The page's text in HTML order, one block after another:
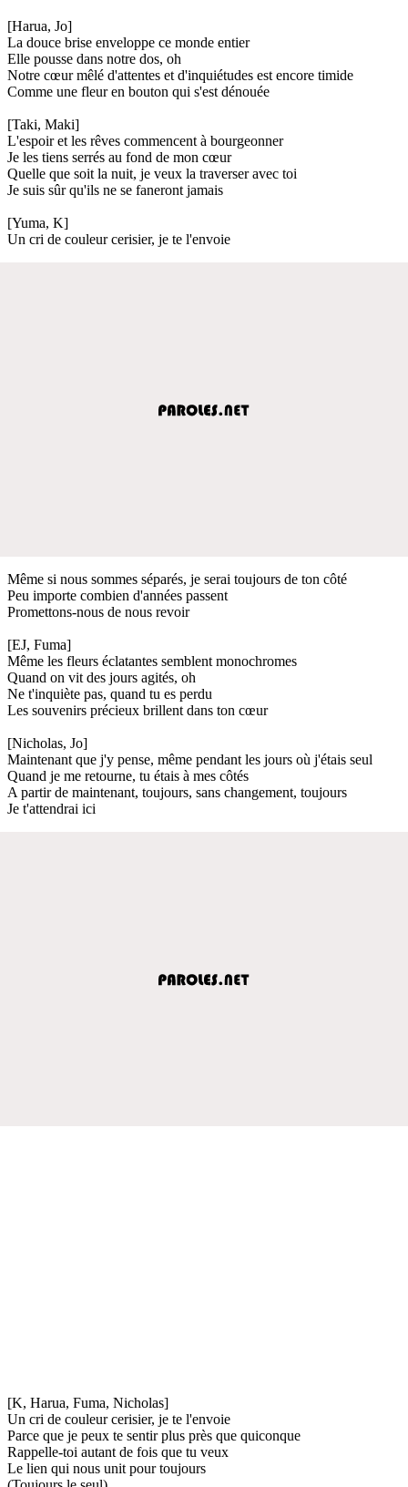
[Harua, Jo]
La douce brise enveloppe ce monde entier
Elle pousse dans notre dos, oh
Notre cœur mêlé d'attentes et d'inquiétudes est encore timide
Comme une fleur en bouton qui s'est dénouée
[Taki, Maki]
L'espoir et les rêves commencent à bourgeonner
Je les tiens serrés au fond de mon cœur
Quelle que soit la nuit, je veux la traverser avec toi
Je suis sûr qu'ils ne se faneront jamais
[Yuma, K]
Un cri de couleur cerisier, je te l'envoie
Même si nous sommes séparés, je serai toujours de ton côté
Peu importe combien d'années passent
Promettons-nous de nous revoir
[EJ, Fuma]
Même les fleurs éclatantes semblent monochromes
Quand on vit des jours agités, oh
Ne t'inquiète pas, quand tu es perdu
Les souvenirs précieux brillent dans ton cœur
[Nicholas, Jo]
Maintenant que j'y pense, même pendant les jours où j'étais seul
Quand je me retourne, tu étais à mes côtés
A partir de maintenant, toujours, sans changement, toujours
Je t'attendrai ici
[K, Harua, Fuma, Nicholas]
Un cri de couleur cerisier, je te l'envoie
Parce que je peux te sentir plus près que quiconque
Rappelle-toi autant de fois que tu veux
Le lien qui nous unit pour toujours